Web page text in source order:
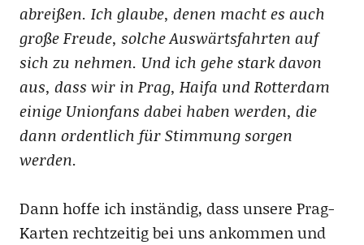
abreißen. Ich glaube, denen macht es auch
große Freude, solche Auswärtsfahrten auf
sich zu nehmen. Und ich gehe stark davon
aus, dass wir in Prag, Haifa und Rotterdam
einige Unionfans dabei haben werden, die
dann ordentlich für Stimmung sorgen
werden.
Dann hoffe ich inständig, dass unsere Prag-
Karten rechtzeitig bei uns ankommen und